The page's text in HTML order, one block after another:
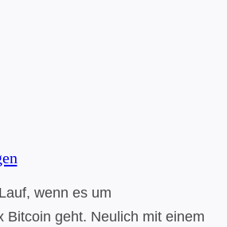
wenn es um
Bitcoin geht. Neulich mit einem